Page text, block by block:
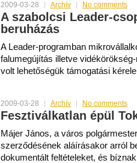
2009-03-28 Archív No comments
A szabolcsi Leader-
beruházás
A Leader-programban
falumegújítás illetve
volt lehetőségük támogatási
2009-03-28 Archív No comments
Fesztiválkatlan épül
Májer János, a város
szerződésének aláírásakor arról
dokumentált feltételeket, és